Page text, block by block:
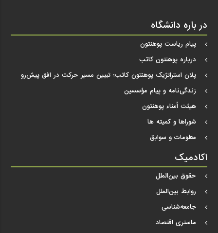
در باره دانشگاه
پیام ریاست پوهنتون
درباره پوهنتون کاتب
پلان استراتژیک پوهنتون کاتب؛ تبیین مسیر حرکت در افق پیش‌رو
زندگی‌نامه و پیام مؤسسین
هیئت اُمناء پوهنتون
شوراها و کمیته ها
معلومات و سوابق
اکادمیک
حقوق بین‌الملل
روابط بین‌الملل
جامعه‌شناسی
ماستری اقتصاد